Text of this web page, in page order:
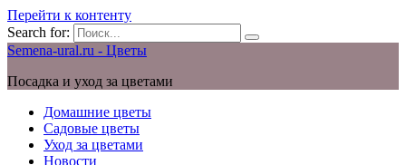
Перейти к контенту
Search for:
Semena-ural.ru - Цветы
Посадка и уход за цветами
Домашние цветы
Садовые цветы
Уход за цветами
Новости